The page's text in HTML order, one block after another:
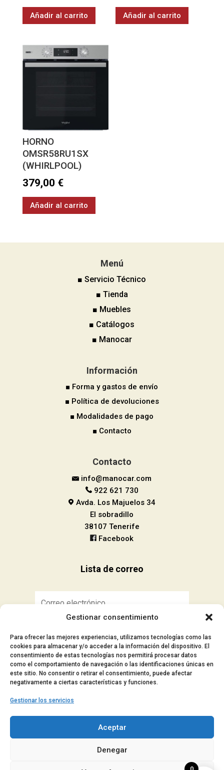
Gestionar consentimiento
Para ofrecer las mejores experiencias, utilizamos tecnologías como las
cookies para almacenar y/o acceder a la información del dispositivo. El
consentimiento de estas tecnologías nos permitirá procesar datos
como el comportamiento de navegación o las identificaciones únicas en
este sitio. No consentir o retirar el consentimiento, puede afectar
negativamente a ciertas características y funciones.
Gestionar los servicios
Aceptar
Denegar
Añadir al carrito Añadir al carrito
HORNO
OMSR58RU1SX
(WHIRLPOOL)
379,00 €
Añadir al carrito
Menú
■ Servicio Técnico
■ Tienda
■ Muebles
■ Catálogos
■ Manocar
Información
■ Forma y gastos de envío
■ Política de devoluciones
■ Modalidades de pago
■ Contacto
Contacto
info@manocar.com
922 621 730
Avda. Los Majuelos 34
El sobradillo
38107 Tenerife
Facebook
Lista de correo
■ Aviso Legal
■ Accesibilidad
reservados.